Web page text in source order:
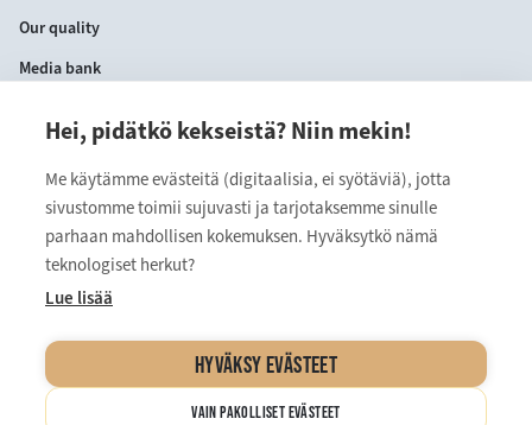
Hei, pidätkö kekseistä? Niin mekin!
Me käytämme evästeitä (digitaalisia, ei syötäviä), jotta
sivustomme toimii sujuvasti ja tarjotaksemme sinulle
parhaan mahdollisen kokemuksen. Hyväksytkö nämä
teknologiset herkut?
Lue lisää
HYVÄKSY EVÄSTEET
VAIN PAKOLLISET EVÄSTEET
Our quality
Media bank
CONTACT INFORMATION
VANAJAN KEKSIT OY
Myllärinkatu 9
13110 Hämeenlinna